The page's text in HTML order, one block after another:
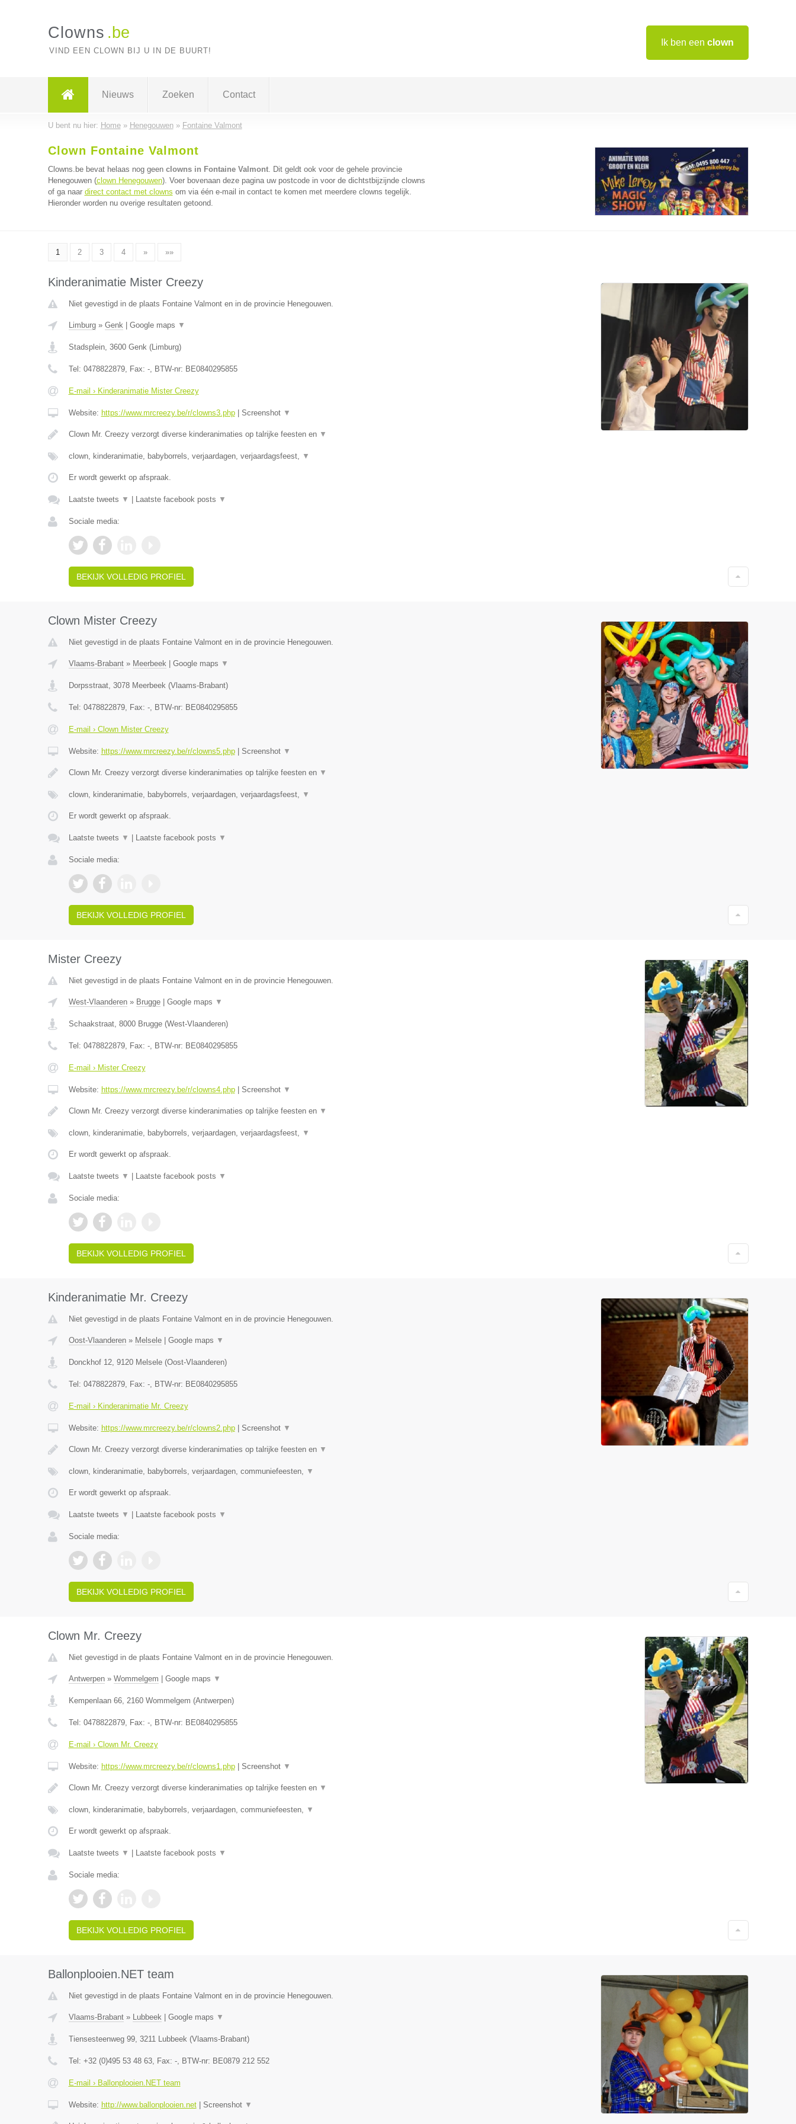
Ik ben een clown
Clowns .be
VIND EEN CLOWN BIJ U IN DE BUURT!
Nieuws Zoeken Contact
U bent nu hier: Home» Henegouwen» Fontaine Valmont
Clown Fontaine Valmont
Clowns.be bevat helaas nog geen clowns in Fontaine Valmont. Dit geldt ook voor de gehele provincie
Henegouwen (clown Henegouwen). Voer bovenaan deze pagina uw postcode in voor de dichtstbijzijnde clowns
of ga naar direct contact met clowns om via één e-mail in contact te komen met meerdere clowns tegelijk.
Hieronder worden nu overige resultaten getoond.
1 2 3 4 » »»
Kinderanimatie Mister Creezy
Niet gevestigd in de plaats Fontaine Valmont en in de provincie Henegouwen.
Limburg» Genk| Google maps ▼
Stadsplein, 3600 Genk(Limburg)
Tel: 0478822879, Fax: -, BTW-nr: BE0840295855
E-mail › Kinderanimatie Mister Creezy
Website: https://www.mrcreezy.be/r/clowns3.php| Screenshot ▼
Clown Mr. Creezy verzorgt diverse kinderanimaties op talrijke feesten en ▼
clown, kinderanimatie, babyborrels, verjaardagen, verjaardagsfeest, ▼
Er wordt gewerkt op afspraak.
Laatste tweets ▼ Laatste facebook posts ▼
Sociale media:
BEKIJK VOLLEDIG PROFIEL
Clown Mister Creezy
Niet gevestigd in de plaats Fontaine Valmont en in de provincie Henegouwen.
Vlaams-Brabant» Meerbeek| Google maps ▼
Dorpsstraat, 3078 Meerbeek(Vlaams-Brabant)
Tel: 0478822879, Fax: -, BTW-nr: BE0840295855
E-mail › Clown Mister Creezy
Website: https://www.mrcreezy.be/r/clowns5.php| Screenshot ▼
Clown Mr. Creezy verzorgt diverse kinderanimaties op talrijke feesten en ▼
clown, kinderanimatie, babyborrels, verjaardagen, verjaardagsfeest, ▼
Er wordt gewerkt op afspraak.
Laatste tweets ▼ Laatste facebook posts ▼
Sociale media:
BEKIJK VOLLEDIG PROFIEL
Mister Creezy
Niet gevestigd in de plaats Fontaine Valmont en in de provincie Henegouwen.
West-Vlaanderen» Brugge| Google maps ▼
Schaakstraat, 8000 Brugge(West-Vlaanderen)
Tel: 0478822879, Fax: -, BTW-nr: BE0840295855
E-mail › Mister Creezy
Website: https://www.mrcreezy.be/r/clowns4.php| Screenshot ▼
Clown Mr. Creezy verzorgt diverse kinderanimaties op talrijke feesten en ▼
clown, kinderanimatie, babyborrels, verjaardagen, verjaardagsfeest, ▼
Er wordt gewerkt op afspraak.
Laatste tweets ▼ Laatste facebook posts ▼
Sociale media:
BEKIJK VOLLEDIG PROFIEL
Kinderanimatie Mr. Creezy
Niet gevestigd in de plaats Fontaine Valmont en in de provincie Henegouwen.
Oost-Vlaanderen» Melsele| Google maps ▼
Donckhof 12, 9120 Melsele(Oost-Vlaanderen)
Tel: 0478822879, Fax: -, BTW-nr: BE0840295855
E-mail › Kinderanimatie Mr. Creezy
Website: https://www.mrcreezy.be/r/clowns2.php| Screenshot ▼
Clown Mr. Creezy verzorgt diverse kinderanimaties op talrijke feesten en ▼
clown, kinderanimatie, babyborrels, verjaardagen, communiefeesten, ▼
Er wordt gewerkt op afspraak.
Laatste tweets ▼ Laatste facebook posts ▼
Sociale media:
BEKIJK VOLLEDIG PROFIEL
Clown Mr. Creezy
Niet gevestigd in de plaats Fontaine Valmont en in de provincie Henegouwen.
Antwerpen» Wommelgem Google maps ▼
Kempenlaan 66, 2160 Wommelgem (Antwerpen)
Tel: 0478822879, Fax: -, BTW-nr: BE0840295855
E-mail › Clown Mr. Creezy
Website: https://www.mrcreezy.be/r/clowns1.php| Screenshot ▼
Clown Mr. Creezy verzorgt diverse kinderanimaties op talrijke feesten en ▼
clown, kinderanimatie, babyborrels, verjaardagen, communiefeesten, ▼
Er wordt gewerkt op afspraak.
Laatste tweets ▼ Laatste facebook posts ▼
Sociale media:
BEKIJK VOLLEDIG PROFIEL
Ballonplooien.NET team
Niet gevestigd in de plaats Fontaine Valmont en in de provincie Henegouwen.
Vlaams-Brabant» Lubbeek| Google maps ▼
Tiensesteenweg 99, 3211 Lubbeek(Vlaams-Brabant)
Tel: +32 (0)495 53 48 63, Fax: -, BTW-nr: BE0879 212 552
E-mail › Ballonplooien.NET team
Website: http://www.ballonplooien.net| Screenshot ▼